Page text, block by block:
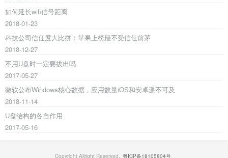
如何延长wifi信号距离
2018-01-23
科技公司信任度大比拼：苹果上榜最不受信任前茅
2018-12-27
不用U盘时一定要拔出吗
2017-05-27
微软公布Windows核心数据，应用数量iOS和安卓遥不可及
2018-11-14
U盘结构的各自作用
2017-05-16
Copyright Allright Reserved. 粤ICP备18105804号